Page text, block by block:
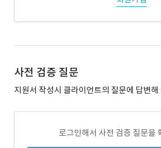
사전 검증 질문
지원서 작성시 클라이언트의 질문에 답변해
로그인해서 사전 검증 질문을